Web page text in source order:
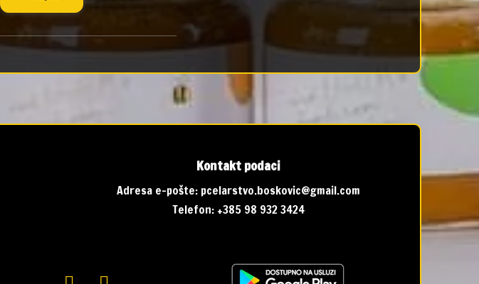
Kontakt podaci
Adresa e-pošte: pcelarstvo.boskovic@gmail.com
Telefon: +385 98 932 3424